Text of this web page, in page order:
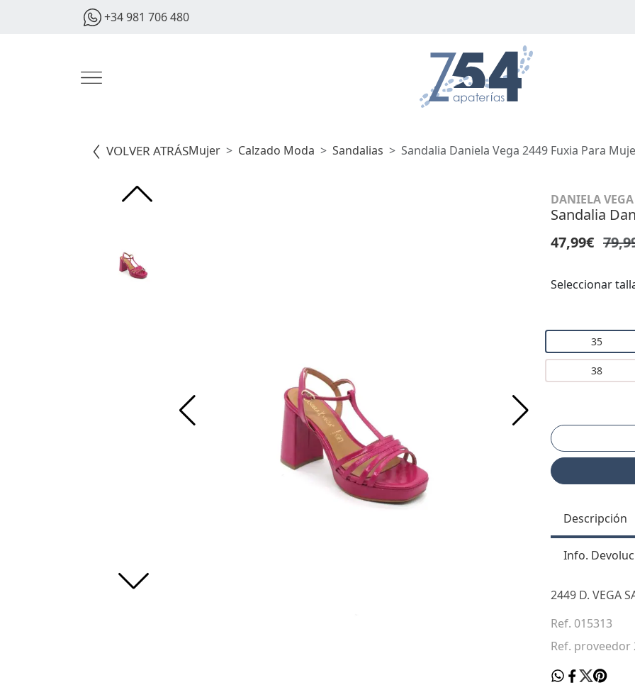
+34 981 706 480
VOLVER ATRÁSMujer Calzado Moda Sandalias Sandalia Daniela Vega 2449 Fuxia Para
DANIELA VEGA
Sandalia
47,99€
Seleccionar
35
38
Descripción
Info.
2449 D. VEGA
Ref. 015313
Ref. proveedor